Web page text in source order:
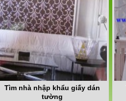
Tìm nhà nhập khẩu giấy dán
tường